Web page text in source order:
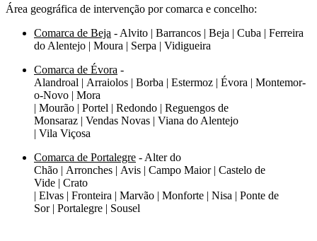
Área geográfica de intervenção por comarca e concelho:
Comarca de Beja - Alvito | Barrancos | Beja | Cuba | Ferreira
do Alentejo | Moura | Serpa | Vidigueira
Comarca de Évora -
Alandroal | Arraiolos | Borba | Estermoz | Évora | Montemor-
o-Novo | Mora
| Mourão | Portel | Redondo | Reguengos de
Monsaraz | Vendas Novas | Viana do Alentejo
| Vila Viçosa
Comarca de Portalegre - Alter do
Chão | Arronches | Avis | Campo Maior | Castelo de
Vide | Crato
| Elvas | Fronteira | Marvão | Monforte | Nisa | Ponte de
Sor | Portalegre | Sousel